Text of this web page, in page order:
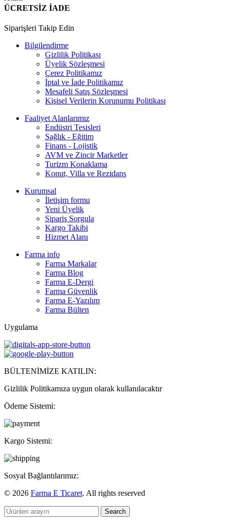
ÜCRETSİZ İADE
Siparişleri Takip Edin
Bilgilendirme
Gizlilik Politikası
Üyelik Sözleşmesi
Çerez Politikamız
İptal ve İade Politikamız
Mesafeli Satış Sözleşmesi
Kişisel Verilerin Korunumu Politikası
Faaliyet Alanlarımız
Endüstri Tesisleri
Sağlık - Eğitim
Finans - Lojistik
AVM ve Zincir Marketler
Turizm Konaklama
Konut, Villa ve Rezidans
Kurumsal
İletişim formu
Yeni Üyelik
Sipariş Sorgula
Kargo Takibi
Hizmet Alanı
Farma info
Farma Markalar
Farma Blog
Farma E-Dergi
Farma Güvenlik
Farma E-Yazılım
Farma Bülten
Uygulama
BÜLTENİMİZE KATILIN:
Gizlilik Politikamıza uygun olarak kullanılacaktır
Ödeme Sistemi:
Kargo Sistemi:
Sosyal Bağlantılarımız:
© 2026 Farma E Ticaret. All rights reserved
Search